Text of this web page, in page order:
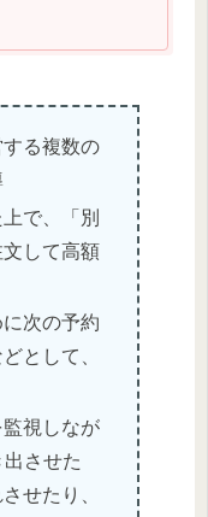
る複数の
で、「別
して高額
次の予約
として、
視しなが
させた
せたり、